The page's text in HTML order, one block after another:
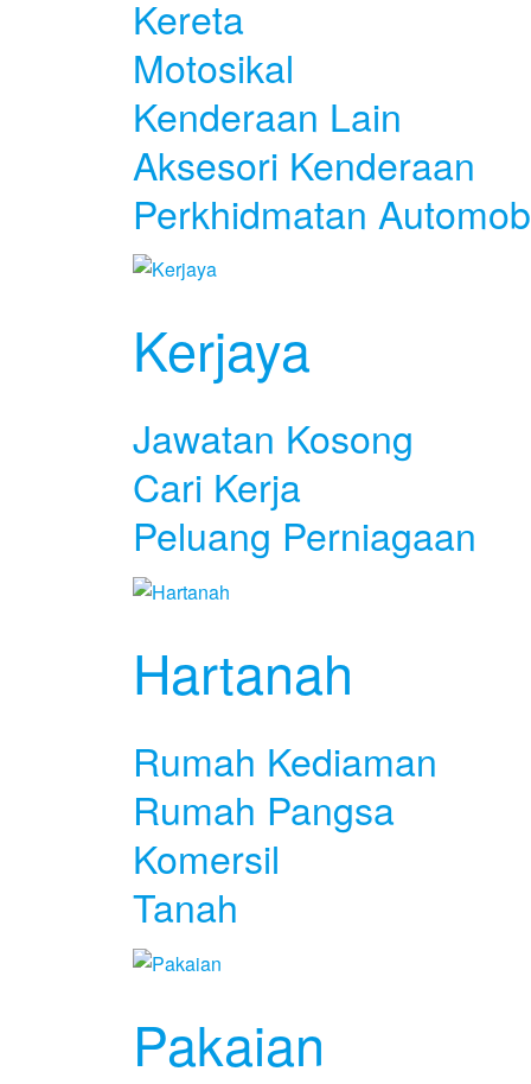
Kereta
Motosikal
Kenderaan Lain
Aksesori Kenderaan
Perkhidmatan
Kerjaya
Jawatan Kosong
Cari Kerja
Peluang Perniagaan
Hartanah
Rumah Kediaman
Rumah Pangsa
Komersil
Tanah
Pakaian